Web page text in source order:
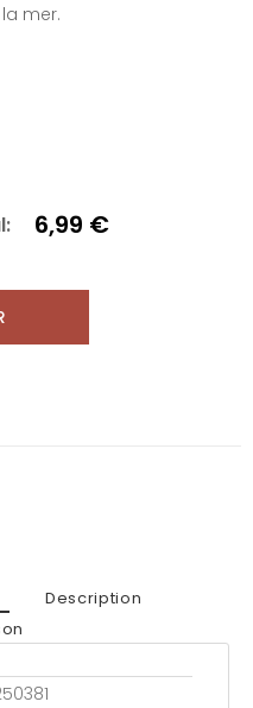
mer.
6,99 €
Description